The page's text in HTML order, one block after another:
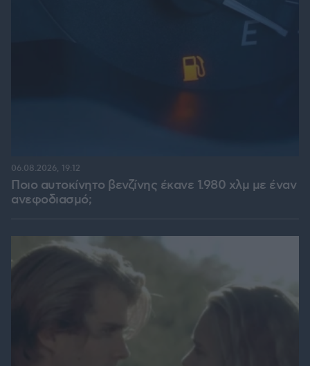
Ποιο αυτοκίνητο βενζίνης έκανε 1.980 χλμ με έναν
ανεφοδιασμό;
06.08.2026, 19:12